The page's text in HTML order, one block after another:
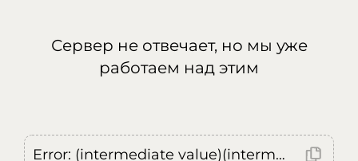
Сервер не отвечает, но мы уже
работаем над этим
Error: (intermediate value)(intermediate value)(intermediate value).replaceAll is not a function